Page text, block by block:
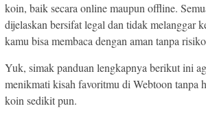
koin, baik secara online maupun offline.
dijelaskan bersifat legal dan tidak melanggar
kamu bisa membaca dengan aman tanpa
Yuk, simak panduan lengkapnya berikut ini
menikmati kisah favoritmu di Webtoon tanpa
koin sedikit pun.